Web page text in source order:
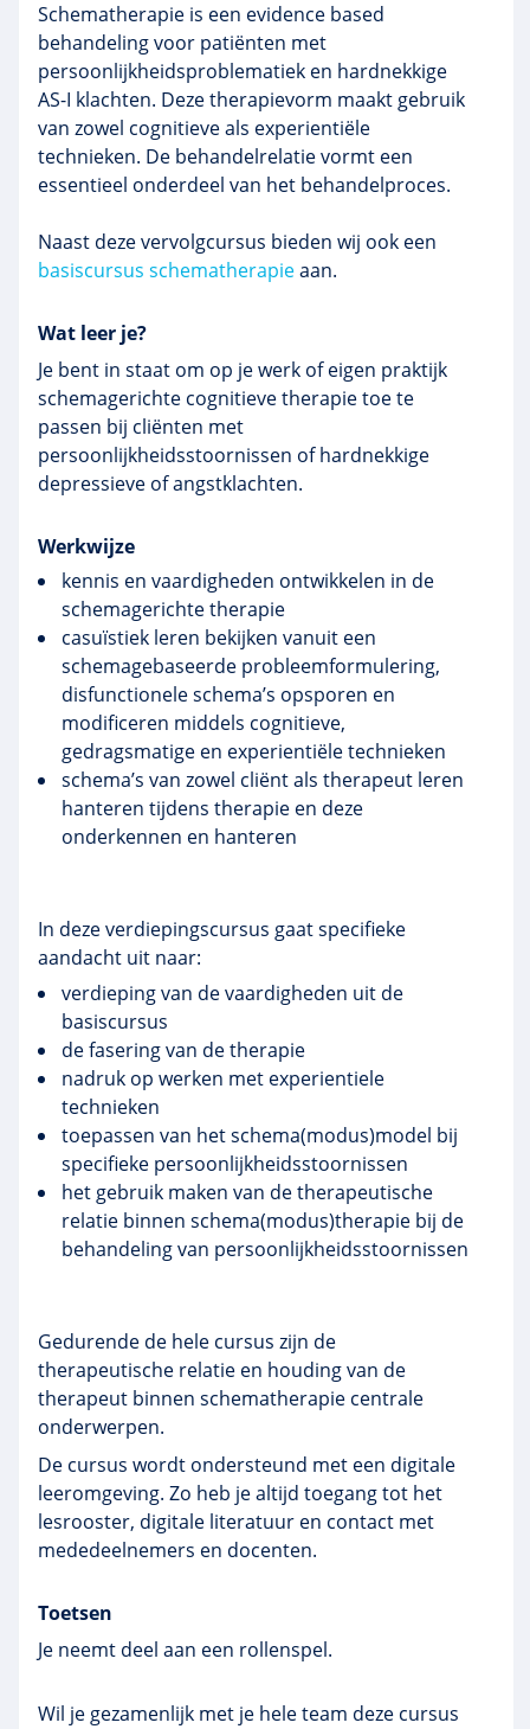
Schematherapie is een evidence based
behandeling voor patiënten met
persoonlijkheidsproblematiek en hardnekkige
AS-I klachten. Deze therapievorm maakt gebruik
van zowel cognitieve als experientiële
technieken. De behandelrelatie vormt een
essentieel onderdeel van het behandelproces.
Naast deze vervolgcursus bieden wij ook een
basiscursus schematherapieaan.
Wat leer je?
Je bent in staat om op je werk of eigen praktijk
schemagerichte cognitieve therapie toe te
passen bij cliënten met
persoonlijkheidsstoornissen of hardnekkige
depressieve of angstklachten.
Werkwijze
kennis en vaardigheden ontwikkelen in de
schemagerichtetherapie
casuïstiek leren bekijken vanuit een
schemagebaseerde probleemformulering,
disfunctionele schema’s opsporen en
modificeren middels cognitieve,
gedragsmatige en experientiëletechnieken
schema’s van zowel cliënt als therapeut leren
hanteren tijdens therapie en deze
onderkennen en hanteren
In dezeverdiepingscursus gaat specifieke
aandacht uit naar:
verdieping van de vaardigheden uit de
basiscursus
de fasering van de therapie
nadruk op werken met experientiele
technieken
toepassen van het schema(modus)model bij
specifieke persoonlijkheidsstoornissen
het gebruik maken van de therapeutische
relatie binnen schema(modus)therapie bij de
behandeling van persoonlijkheidsstoornissen
Gedurende de hele cursus zijn de
therapeutische relatie en houding van de
therapeut binnen schematherapie centrale
onderwerpen.
De cursus wordt ondersteund met een digitale
leeromgeving. Zo heb je altijd toegang tot het
lesrooster, digitale literatuur en contact met
mededeelnemers en docenten.
Toetsen
Je neemt deel aan een rollenspel.
Wil je gezamenlijk met je hele team deze cursus